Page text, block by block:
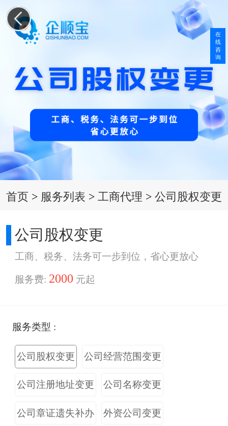
首页 > 服务列表 >工商代理 >公司股权变更
公司股权变更
工商、税务、法务可一步到位，省心更放心
服务费: 2000 元起
服务类型 :
公司股权变更 公司经营范围变更
公司注册地址变更 公司名称变更
公司章证遗失补办 外资公司变更
在
线
咨
询